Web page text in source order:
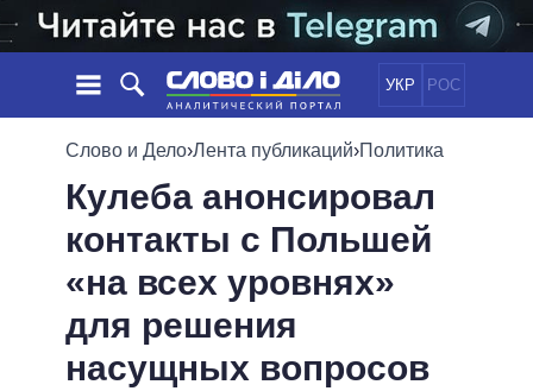
УКР РОС
НОВОСТИ
ЛЕНТА
СОБЫТИЯ
СТАТЬИ
ОБЗОРЫ
ДАЙДЖЕСТЫ
ПОЛИТИКА
ЭКОНОМИКА
ОБЩЕСТВО
ОБЕЩАНИЯ
ПОЛИТИКИ
ВСЕ ПОЛИТИКИ
ПРЕЗИДЕНТ И ОФИС
ВЕРХОВНАЯ РАДА
ИНФОГРАФИКА
ВИДЕО
Слово и Дело›Лента публикаций›Политика
Кулеба анонсировал
контакты с Польшей
«на всех уровнях»
для решения
насущных вопросов